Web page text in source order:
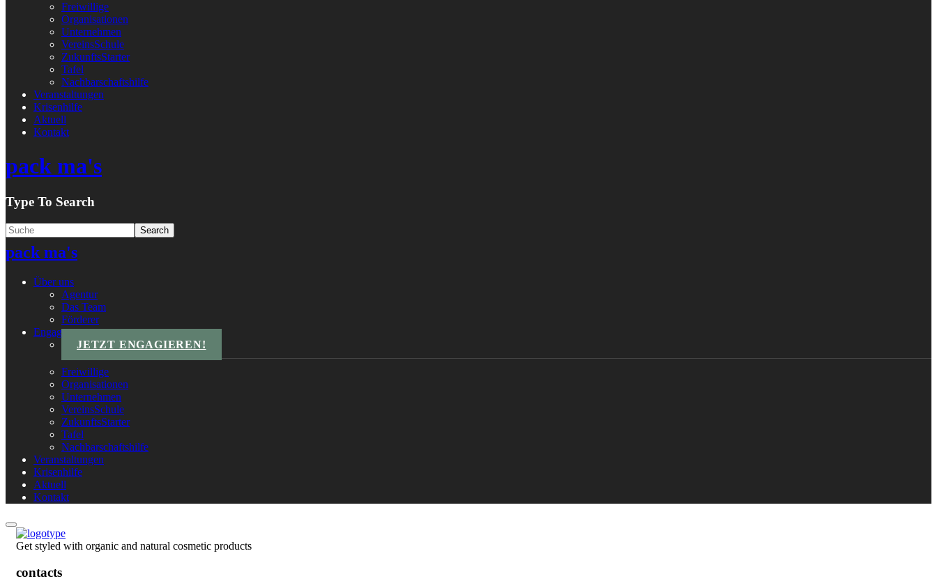
Freiwillige
Organisationen
Unternehmen
VereinsSchule
ZukunftsStarter
Tafel
Nachbarschaftshilfe
Veranstaltungen
Krisenhilfe
Aktuell
Kontakt
pack ma's
Type To Search
pack ma's
Über uns
Agentur
Das Team
Förderer
Engagements
JETZT ENGAGIEREN!
Freiwillige
Organisationen
Unternehmen
VereinsSchule
ZukunftsStarter
Tafel
Nachbarschaftshilfe
Veranstaltungen
Krisenhilfe
Aktuell
Kontakt
Get styled with organic and natural cosmetic products
contacts